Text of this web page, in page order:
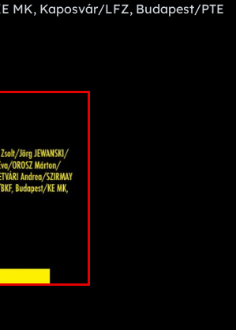
MK, Kaposvár/LFZ, Budapest/PTE